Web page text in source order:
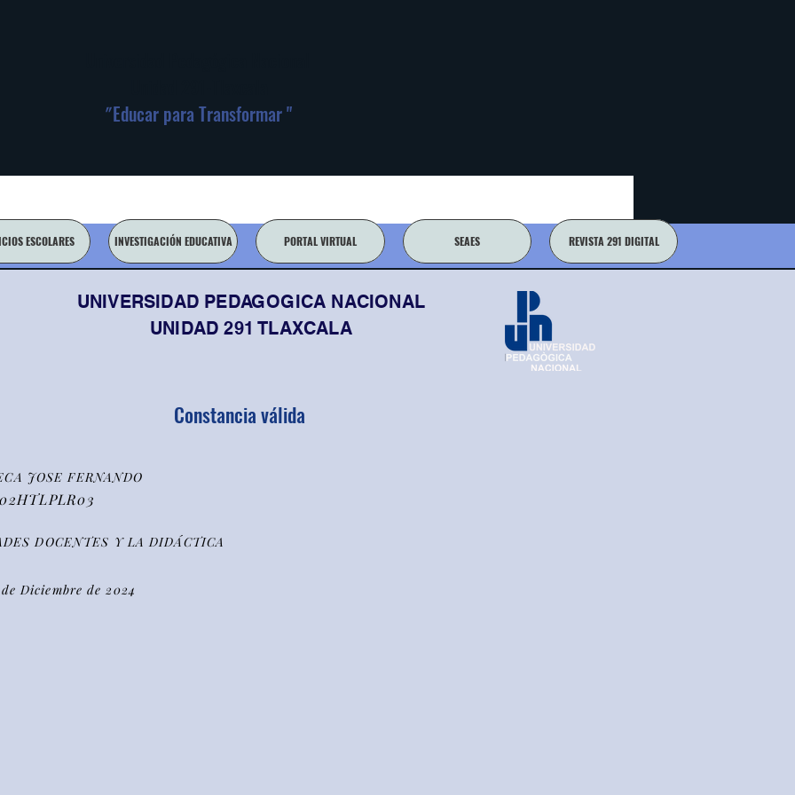
"Educar para Transformar "
ESCOLARES INVESTIGACIÓN EDUCATIVA PORTAL VIRTUAL SEAES REVISTA 291 DIGITAL
UNIVERSIDAD PEDAGOGICA NACIONAL
UNIDAD 291 TLAXCALA
Constancia válida
JOSE FERNANDO
DOCENTES Y LA DIDÁCTICA
Diciembre de 2024